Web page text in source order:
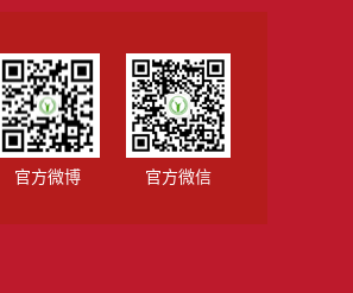
官方微博 官方微信